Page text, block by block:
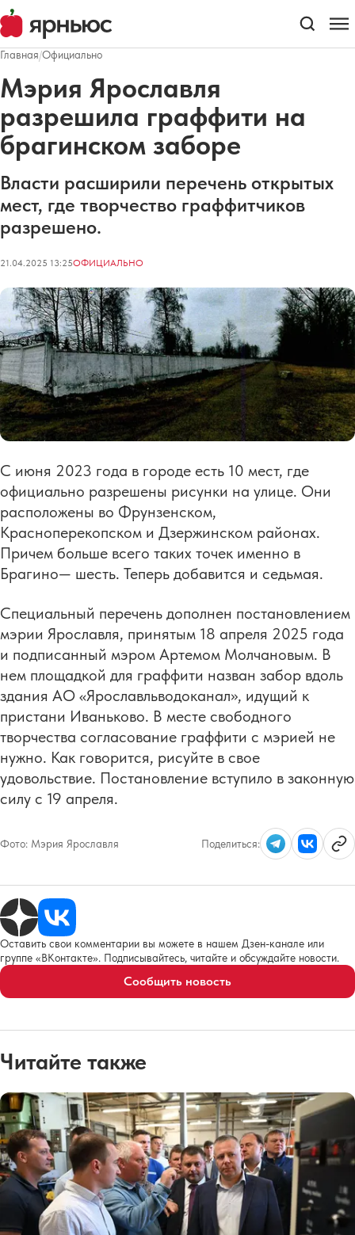
Главная/Официально
Мэрия Ярославля
разрешила граффити на
брагинском заборе
Власти расширили перечень открытых
мест, где творчество граффитчиков
разрешено.
21.04.2025 13:25ОФИЦИАЛЬНО
С июня 2023 года в городе есть 10 мест, где
официально разрешены рисунки на улице. Они
расположены во Фрунзенском,
Красноперекопском и Дзержинском районах.
Причем больше всего таких точек именно в
Брагино— шесть. Теперь добавится и седьмая.
Специальный перечень дополнен постановлением
мэрии Ярославля, принятым 18 апреля 2025 года
и подписанный мэром Артемом Молчановым. В
нем площадкой для граффити назван забор вдоль
здания АО «Ярославльводоканал», идущий к
пристани Иваньково. В месте свободного
творчества согласование граффити с мэрией не
нужно. Как говорится, рисуйте в свое
удовольствие. Постановление вступило в законную
силу с 19 апреля.
Фото: Мэрия Ярославля Поделиться:
Оставить свои комментарии вы можете в нашем Дзен-канале или
группе «ВКонтакте». Подписывайтесь, читайте и обсуждайте новости.
Сообщить новость
Читайте также